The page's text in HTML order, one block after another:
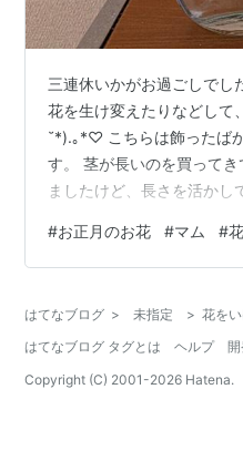
三連休いかがお過ごしでし
花を生け変えたりなどして
˘*).｡*♡ こちらは飾ったば
す。 茎が長いのを買って
ましたけど、長さを活かし
経った昨日、くたっとした
んです。 ちょっと調べた
いなんですよね。 というこ
葉っぱを剪定（カット）し
っぱがなく…
#お正月のお花 #マム #
はてなブログ > 未指定 > 花を
はてなブログ タグとは
ヘルプ
Copyright (C) 2001-2026 Hatena.